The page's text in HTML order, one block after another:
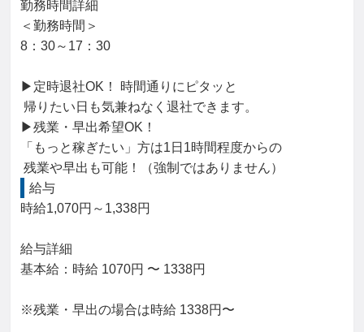
勤務時間詳細
＜勤務時間＞
8：30～17：30
▶定時退社OK！ 時間通りにピタッと
▶残業・早出希望OK！
「もっと稼ぎたい」方は1日1時間程度からの
残業や早出も可能！（強制ではありません）
給与
時給1,070円～1,338円
給与詳細
基本給：時給 1070円 〜 1338円
※残業・早出の場合は時給 1338円〜